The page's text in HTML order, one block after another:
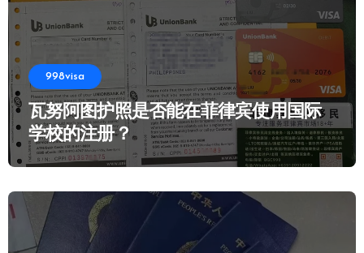
998visa
瓦努阿图护照是否能在菲律宾使用国际
学校的注册？